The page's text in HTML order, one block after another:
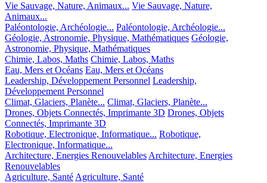
Vie Sauvage, Nature, Animaux... Vie Sauvage, Nature,
Animaux...
Paléontologie, Archéologie... Paléontologie, Archéologie...
Géologie, Astronomie, Physique, Mathématiques Géologie,
Astronomie, Physique, Mathématiques
Chimie, Labos, Maths Chimie, Labos, Maths
Eau, Mers et Océans Eau, Mers et Océans
Leadership, Développement Personnel Leadership,
Développement Personnel
Climat, Glaciers, Planète... Climat, Glaciers, Planète...
Drones, Objets Connectés, Imprimante 3D Drones, Objets
Connectés, Imprimante 3D
Robotique, Electronique, Informatique... Robotique,
Electronique, Informatique...
Architecture, Energies RenouvelablesArchitecture, Energies
Renouvelables
Agriculture, SantéAgriculture, Santé